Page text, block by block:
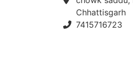
Chhattisgarh
7415716723